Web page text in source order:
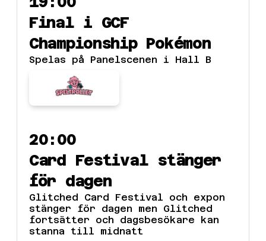
Final i GCF
Championship Pokémon
Spelas på Panelscenen i Hall B
20:00
Card Festival stänger
för dagen
Glitched Card Festival och expon
stänger för dagen men Glitched
fortsätter och dagsbesökare kan
stanna till midnatt